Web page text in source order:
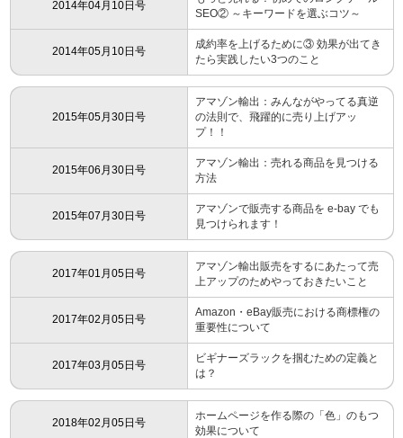
2014年04月10日号
SEO② ～キーワードを選ぶコツ～
2014年05月10日号
成約率を上げるために③ 効果が出てき
たら実践したい3つのこと
2015年05月30日号
アマゾン輸出：みんながやってる真逆
の法則で、飛躍的に売り上げアッ
プ！！
2015年06月30日号
アマゾン輸出：売れる商品を見つける
方法
2015年07月30日号
アマゾンで販売する商品を e-bay でも
見つけられます！
2017年01月05日号
アマゾン輸出販売をするにあたって売
上アップのためやっておきたいこと
2017年02月05日号
Amazon・eBay販売における商標権の
重要性について
2017年03月05日号
ビギナーズラックを掴むための定義と
は？
2018年02月05日号
ホームページを作る際の「色」のもつ
効果について